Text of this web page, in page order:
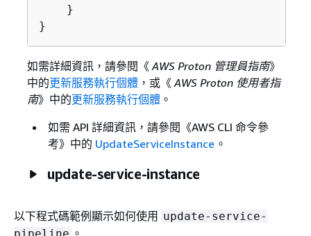
    }
}
如需詳細資訊，請參閱《AWS Proton 管理員指南》
中的更新服務執行個體，或《AWS Proton 使用者指
南》中的更新服務執行個體。
如需 API 詳細資訊，請參閱《AWS CLI 命令參
考》 中的 UpdateServiceInstance 。
update-service-instance
以下程式碼範例顯示如何使用 update-service-
pipeline 。